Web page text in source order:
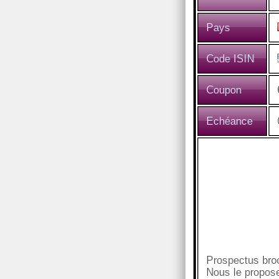
Pays
Code ISIN
Coupon
Echéance
Prospectus
Nous le